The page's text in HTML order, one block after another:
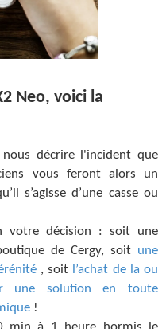
Neo, voici la
décrire l'incident que
vous feront alors un
s’agisse d’une casse ou
votre décision : soit une
de Cergy, soit une
, soit l’achat de la ou
une solution en toute
!